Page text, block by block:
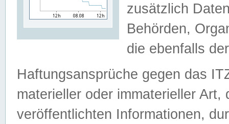
zusätzlich
Behörden,
die ebenfalls
Haftungsansprüche gegen das
materieller oder immaterieller
veröffentlichten Informationen,